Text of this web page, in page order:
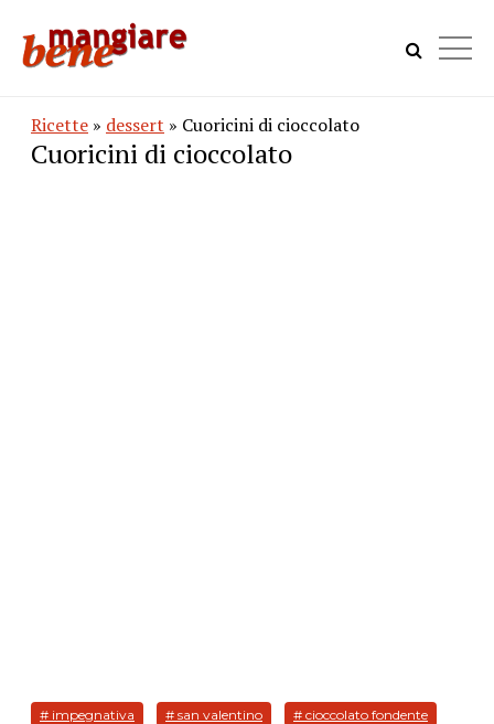
Ricette » dessert » Cuoricini di cioccolato
Cuoricini di cioccolato
# impegnativa # san valentino # cioccolato fondente